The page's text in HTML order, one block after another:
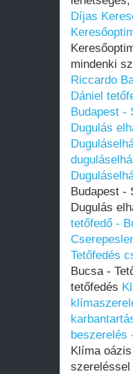
Díjas
mindenki
Riccardo
Dániel
Budapest -
Dugulás
Budapest -
Dugulás
tetőfedő -
Tetőfedés
Bucsa -
tetőfedés
beszerelés
Klíma
szereléssel